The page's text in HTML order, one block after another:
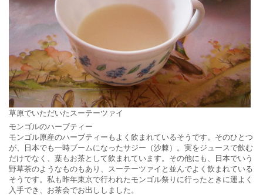
草原でいただいたスーテーツァイ
モンゴルのハーブティー
モンゴル原産のハーブティーもよく飲まれているそうです。そのひとつ
が、日本でも一時ブームになったサジー（沙棘）。実をジュースで飲む
だけでなく、葉もお茶として飲まれています。その他にも、日本でいう
野草茶のようなものもあり、スーテーツァイと並んでよく飲まれている
そうです。私も昨年東京で行われたモンゴル祭りに行ったときに運よく
入手でき、お茶会でお出ししました。